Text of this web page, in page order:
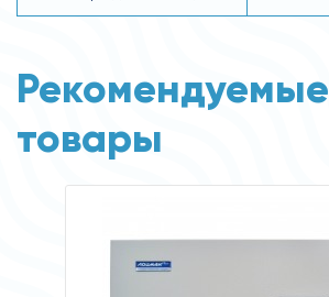
Рекомендуемые
товары